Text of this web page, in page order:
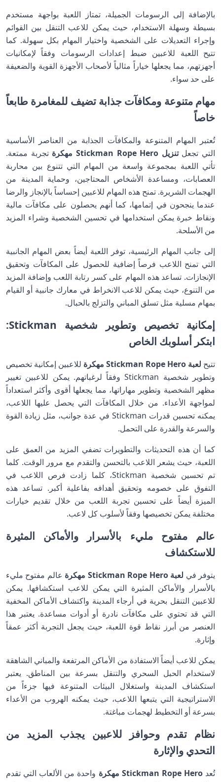
بالإضافة إلى الرسومات الجميلة، تمتاز اللعبة بواجهة مستخدم
بسيطة وسهلة الاستخدام، حيث يمكن للاعب التنقل بين القوائم
وإجراء التعديلات على الشخصية واختيار المهام بكل سهولة. كما
تتيح اللعبة للاعبين ضبط إعدادات الرسومات وفقاً لإمكانيات
أجهزتهم، مما يجعلها خياراً مثالياً لأصحاب الأجهزة القوية والضعيفة
على حد سواء.
مهام متنوعة ومكافآت جذابة تضيف للمغامرة طابعاً
خاصاً
تُعتبر المهام المتنوعة والمكافآت الجذابة من العناصر الأساسية
التي تجعلتنزيل Stickman Rope Hero مهكرة
تجربة ممتعة.
تأتي اللعبة بمجموعة واسعة من المهام التي تتنوع بين محاربة
العصابات، ومساعدة الأشخاص المحتاجين، وحماية المدينة من
الهجمات الشريرة. تمنح هذه المهام للاعبين إحساساً بالإنجاز والرضا
عندما ينجحون في إتمامها، كما أنهم يحصلون على مكافآت مالية
ونقاط خبرة يمكن استخدامها في تحسين الشخصية وشراء المزيد
من الأسلحة.
إلى جانب المهام الرئيسية، توفر اللعبة أيضاً بعض المهام الجانبية
التي تمنح اللاعب فرصاً إضافية للحصول على المكافآت وتحقيق
الإنجازات. تساعد هذه المهام على كسر رتابة اللعب وإضافة المزيد
من التنوع، حيث يمكن للاعب الانخراط في معارك جانبية أو القيام
بمهام مسلية مثل تسلق المباني والتزلج بالحبال.
إمكانية تخصيص وتطوير شخصية Stickman:
ابتكر أسلوبك الخاص
تتيح لعبة Stickman Rope Hero مهكرة
للاعبين إمكانية تخصيص
وتطوير شخصية Stickman وفقاً لرغباتهم. يمكن للاعبين تغيير
مظهر الشخصية وتطوير مهاراتها، مما يجعلها أقوى وأكثر استعداداً
لمواجهة الأعداء. من خلال المكافآت التي يحصل عليها اللاعب،
يمكنه تحسين قدرات Stickman في عدة جوانب، مثل زيادة القوة
والسرعة والقدرة على التحمل.
كما أن هذه التحديثات والتطويرات تضفي المزيد من العمق على
اللعبة، حيث يشعر اللاعب بالتحسن والتقدم مع مرور الوقت. كلما
تم تحسين شخصية Stickman، كلما زادت فرص اللاعب في
التفوق على خصومه وتحقيق أهدافه بفاعلية أكبر. تساعد هذه
الميزة أيضاً على تحسين تجربة اللعب من خلال تقديم خيارات
مختلفة يمكن تخصيصها وفقاً لأسلوب كل لاعب.
عالم مفتوح مليء بالأسرار والأماكن المثيرة
للاستكشاف
يتوفر في لعبة Stickman Rope Hero مهكرة
عالم مفتوح مليء
بالأسرار والأماكن المثيرة التي يمكن للاعب استكشافها. يمكن
للاعبين التنقل بحرية في أرجاء المدينة واكتشاف الأماكن المخفية
التي قد تحتوي على مكافآت نادرة أو أدوات مساعدة. يعتبر هذا
العنصر من أبرز نقاط قوة اللعبة، حيث يجعل التجربة أكثر عمقاً
وإثارة.
يمكن للاعب أيضاً الاستفادة من الأماكن المرتفعة والمباني الشاهقة
لاستخدام الحبل السحري والتنقل بسرعة بين المناطق. يعتبر
استكشاف المدينة واستغلال البيئات المتنوعة فيها جزءاً من
الاستراتيجية التي يتبعها اللاعب، حيث يمكنه الهروب من الأعداء
بسرعة أو التخطيط لهجمات مباغتة.
نظام تقدم وحوافز للاعبين يجذب المزيد من
التحدي والإثارة
تُعدStickman Rope Hero مهكرة
واحدة من الألعاب التي تقدم